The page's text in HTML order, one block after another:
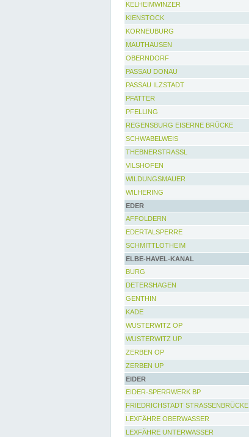
KELHEIMWINZER
KIENSTOCK
KORNEUBURG
MAUTHAUSEN
OBERNDORF
PASSAU DONAU
PASSAU ILZSTADT
PFATTER
PFELLING
REGENSBURG EISERNE BRÜCKE
SCHWABELWEIS
THEBNERSTRASSL
VILSHOFEN
WILDUNGSMAUER
WILHERING
EDER
AFFOLDERN
EDERTALSPERRE
SCHMITTLOTHEIM
ELBE-HAVEL-KANAL
BURG
DETERSHAGEN
GENTHIN
KADE
WUSTERWITZ OP
WUSTERWITZ UP
ZERBEN OP
ZERBEN UP
EIDER
EIDER-SPERRWERK BP
FRIEDRICHSTADT STRASSENBRÜCKE
LEXFÄHRE OBERWASSER
LEXFÄHRE UNTERWASSER